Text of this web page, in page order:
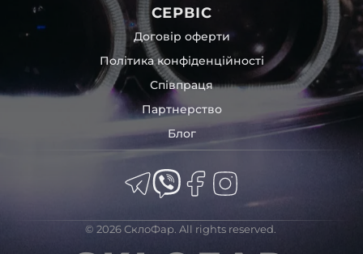
представлених на сайті.
Якщо ви шукаєте такі послуги, як заміна скла фари,
розпакування та перепакування фар, відновлення та
ремонт фар, заміна лінз Xenon LED BI-LED, ремонт скла,
корпусу та кріплення фари, налаштування світла,
коригування, діагностика та полірування фари, наші
партнерські сервіси готові надати допомогу по всій
тисячі задоволених клієнтів. Розмаїття вибору, постійна
наявність на складі, свіжі поступлення, доступна ціна,
Із часом передня фара Ford може мати такі проблеми:
СЕРВІС
Договір оферти
Політика конфіденційності
Співпраця
Партнерство
Блог
© 2026 СклоФар. All rights reserved.